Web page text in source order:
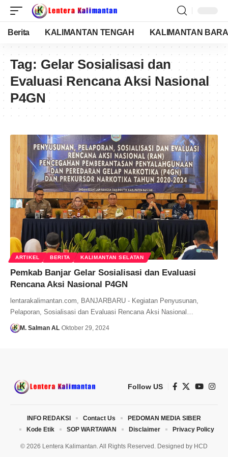
Berita KALIMANTAN TENGAH KALIMANTAN
Tag: Gelar Sosialisasi dan
Evaluasi Rencana Aksi Nasional
P4GN
ARTIKEL BERITA KALIMANTAN SELATAN
Pemkab Banjar Gelar Sosialisasi dan Evaluasi
Rencana Aksi Nasional P4GN
lentarakalimantan.com, BANJARBARU - Kegiatan Penyusunan,
Pelaporan, Sosialisasi dan Evaluasi Rencana Aksi Nasional…
M. Salman AL Oktober 29, 2024
Follow US
© 2026 Lentera Kalimantan. All Rights Reserved. Designed by HCD
INFO REDAKSI Contact Us
PEDOMAN MEDIA SIBER
Kode Etik
SOP WARTAWAN Disclaimer Privacy Policy